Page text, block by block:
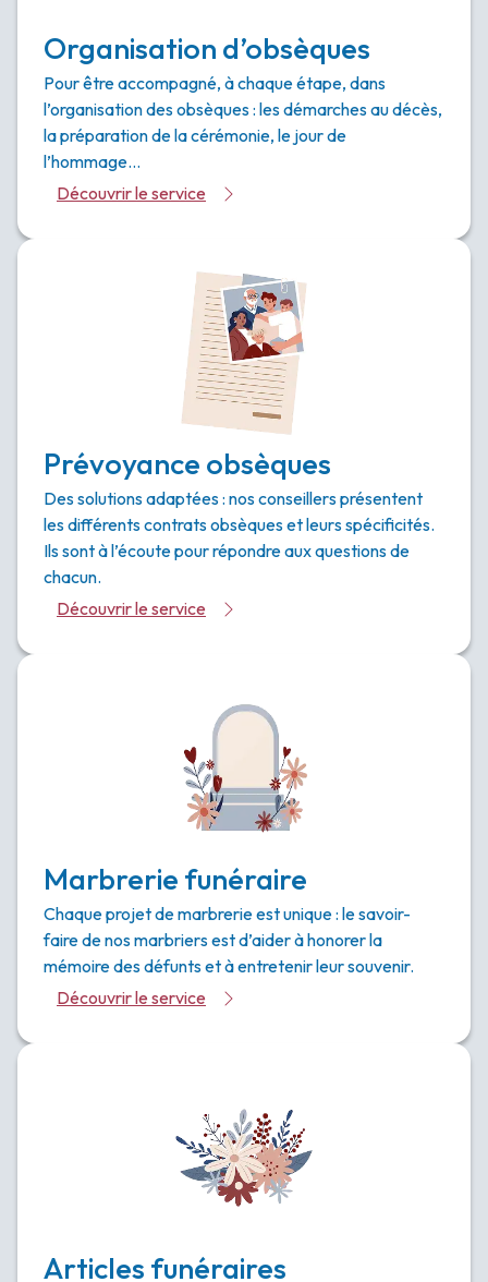
Organisation d’obsèques
Pour être accompagné, à chaque étape, dans
l’organisation des obsèques : les démarches au décès,
la préparation de la cérémonie, le jour de
l’hommage…
Découvrir le service
Prévoyance obsèques
Des solutions adaptées : nos conseillers présentent
les différents contrats obsèques et leurs spécificités.
Ils sont à l’écoute pour répondre aux questions de
chacun.
Découvrir le service
Marbrerie funéraire
Chaque projet de marbrerie est unique : le savoir-
faire de nos marbriers est d’aider à honorer la
mémoire des défunts et à entretenir leur souvenir.
Découvrir le service
Articles funéraires